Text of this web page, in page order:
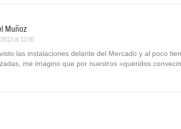
Muñoz
at 13:00
las instalaciones delante del Mercado y al poco
me imagino que por nuestros «queridos